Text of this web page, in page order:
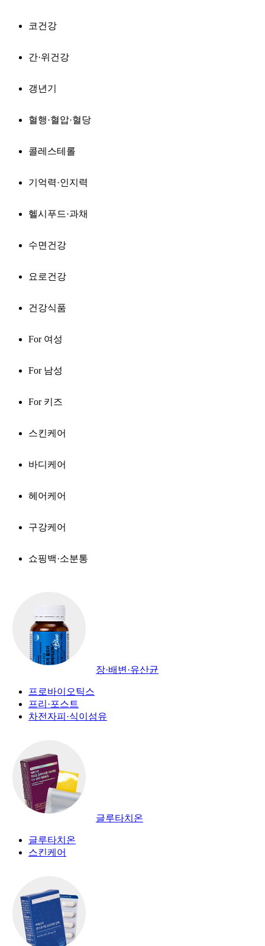
코건강
간·위건강
갱년기
혈행·혈압·혈당
콜레스테롤
기억력·인지력
헬시푸드·과채
수면건강
요로건강
건강식품
For 여성
For 남성
For 키즈
스킨케어
바디케어
헤어케어
구강케어
쇼핑백·소분통
장·배변·유산균
프로바이오틱스
프리·포스트
차전자피·식이섬유
글루타치온
글루타치온
스킨케어